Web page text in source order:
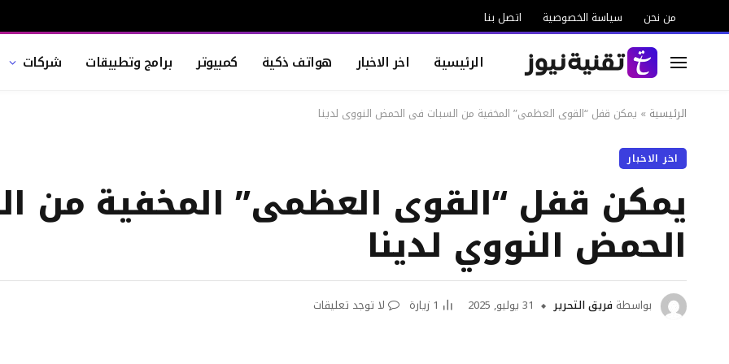
من نحن سياسة الخصوصية اتصل بنا
الرئيسية اخر الاخبار هواتف ذكية كمبيوتر برامج وتطبيقات شركات
الرئيسية » يمكن قفل “القوى العظمى” المخفية من السبات في الحمض النووي لدينا
اخر الاخبار
يمكن قفل “القوى العظمى” المخفية من
الحمض النووي لدينا
بواسطة فريق التحرير 31 يوليو, 2025 1 زيارة لا توجد تعليقات